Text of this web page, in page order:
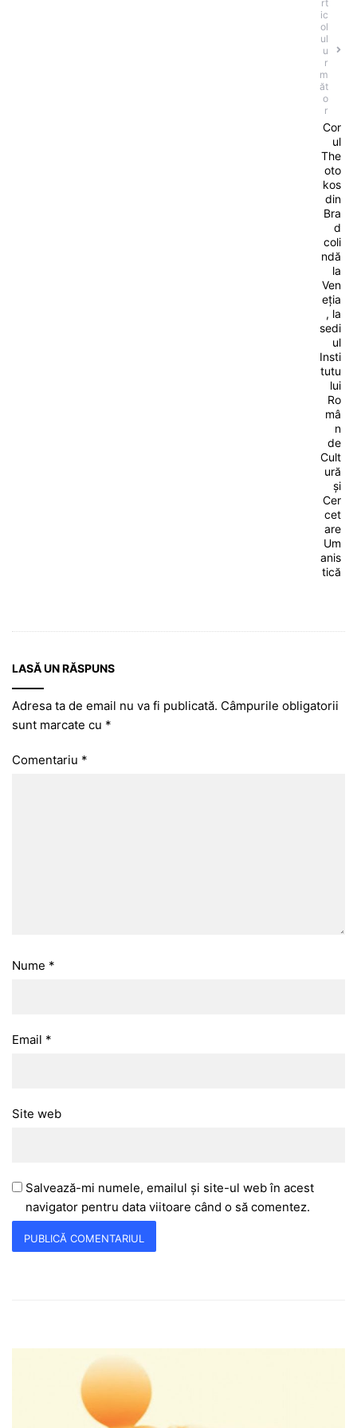
rt
ic
ol
ul
u
r
m
ăt
o
r
Cor
ul
The
oto
kos
din
Bra
d
coli
ndă
la
Ven
eția
, la
sedi
ul
Insti
tutu
lui
Ro
mâ
n
de
Cult
ură
și
Cer
cet
are
Um
anis
tică
LASĂ UN RĂSPUNS
Adresa ta de email nu va fi publicată. Câmpurile obligatorii
sunt marcate cu *
Comentariu *
Nume *
Email *
Site web
Salvează-mi numele, emailul și site-ul web în acest
navigator pentru data viitoare când o să comentez.